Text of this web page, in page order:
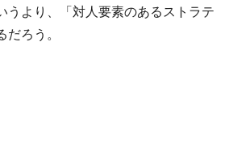
うより、「対人要素のあるストラテ
ろう。